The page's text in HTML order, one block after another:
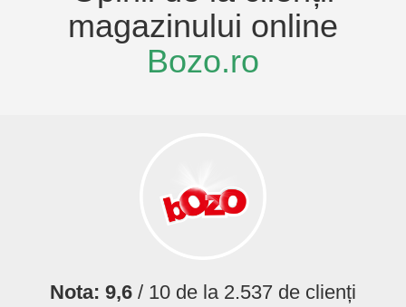
magazinului online
Bozo.ro
Nota: 9,6 / 10 de la 2.537 de clienți